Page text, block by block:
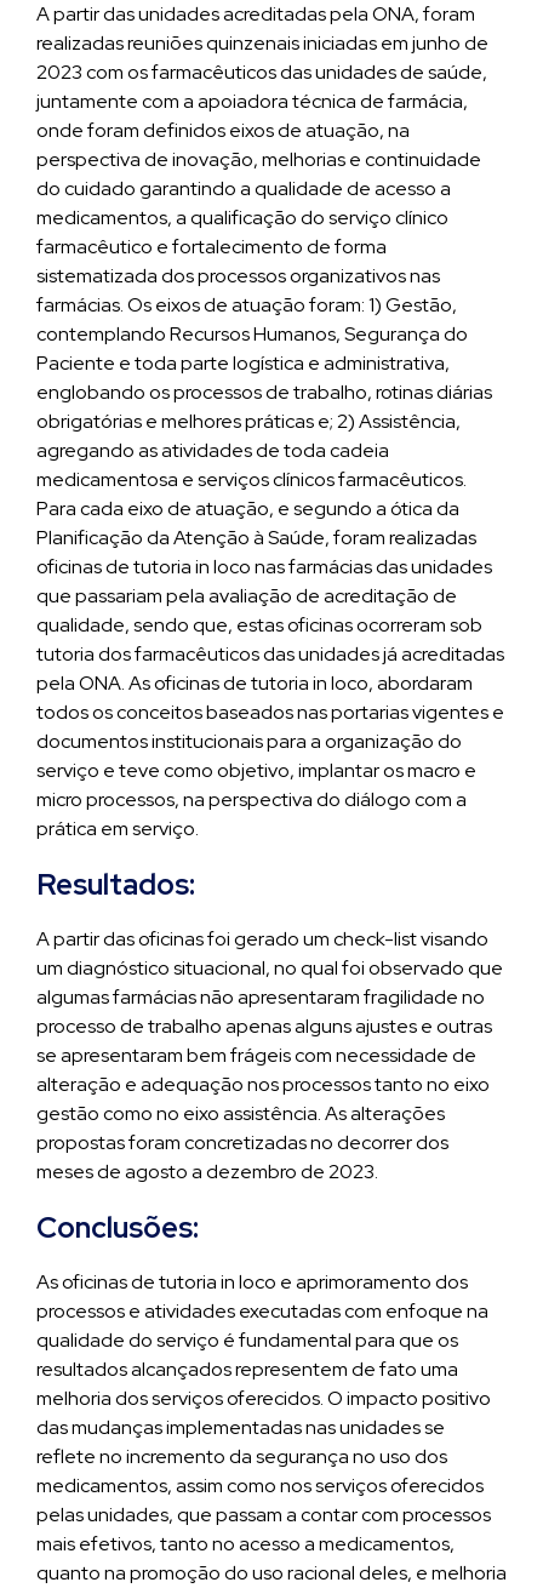
A partir das unidades acreditadas pela ONA, foram
realizadas reuniões quinzenais iniciadas em junho de
2023 com os farmacêuticos das unidades de saúde,
juntamente com a apoiadora técnica de farmácia,
onde foram definidos eixos de atuação, na
perspectiva de inovação, melhorias e continuidade
do cuidado garantindo a qualidade de acesso a
medicamentos, a qualificação do serviço clínico
farmacêutico e fortalecimento de forma
sistematizada dos processos organizativos nas
farmácias. Os eixos de atuação foram: 1) Gestão,
contemplando Recursos Humanos, Segurança do
Paciente e toda parte logística e administrativa,
englobando os processos de trabalho, rotinas diárias
obrigatórias e melhores práticas e; 2) Assistência,
agregando as atividades de toda cadeia
medicamentosa e serviços clínicos farmacêuticos.
Para cada eixo de atuação, e segundo a ótica da
Planificação da Atenção à Saúde, foram realizadas
oficinas de tutoria in loco nas farmácias das unidades
que passariam pela avaliação de acreditação de
qualidade, sendo que, estas oficinas ocorreram sob
tutoria dos farmacêuticos das unidades já acreditadas
pela ONA. As oficinas de tutoria in loco, abordaram
todos os conceitos baseados nas portarias vigentes e
documentos institucionais para a organização do
serviço e teve como objetivo, implantar os macro e
micro processos, na perspectiva do diálogo com a
prática em serviço.
Resultados:
A partir das oficinas foi gerado um check-list visando
um diagnóstico situacional, no qual foi observado que
algumas farmácias não apresentaram fragilidade no
processo de trabalho apenas alguns ajustes e outras
se apresentaram bem frágeis com necessidade de
alteração e adequação nos processos tanto no eixo
gestão como no eixo assistência. As alterações
propostas foram concretizadas no decorrer dos
meses de agosto a dezembro de 2023.
Conclusões:
As oficinas de tutoria in loco e aprimoramento dos
processos e atividades executadas com enfoque na
qualidade do serviço é fundamental para que os
resultados alcançados representem de fato uma
melhoria dos serviços oferecidos. O impacto positivo
das mudanças implementadas nas unidades se
reflete no incremento da segurança no uso dos
medicamentos, assim como nos serviços oferecidos
pelas unidades, que passam a contar com processos
mais efetivos, tanto no acesso a medicamentos,
quanto na promoção do uso racional deles, e melhoria